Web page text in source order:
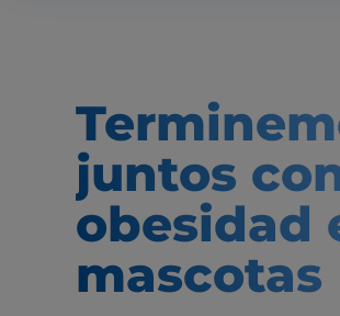
juntos
obesidad
mascotas